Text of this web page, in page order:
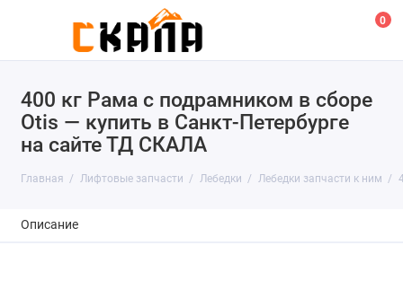
0
400 кг Рама с подрамником в сборе
Otis — купить в Санкт-Петербурге
на сайте ТД СКАЛА
Главная Лифтовые запчасти Лебедки Лебедки запчасти к ним
Описание